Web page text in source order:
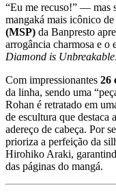
“Eu me recuso!” — mas
mangaká mais icônico
(MSP) da Banpresto
arrogância charmosa e o
Diamond is Unbreakable.
Com impressionantes 26
da linha, sendo uma
Rohan é retratado em
de escultura que destaca
adereço de cabeça. Por
prioriza a perfeição da
Hirohiko Araki,
das páginas do mangá.